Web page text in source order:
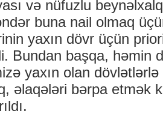
və nüfuzlu
buna nail olmaq
yaxın dövr üçün
Bundan başqa, həmin
yaxın olan
əlaqələri bərpa etmək